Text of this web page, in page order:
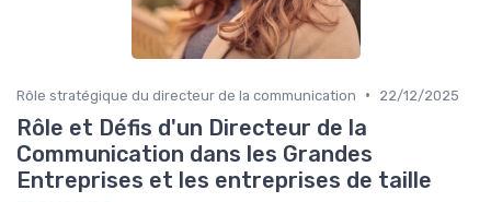
Rôle stratégique du directeur de la communication • 22/12/2025
Rôle et Défis d'un Directeur de la
Communication dans les Grandes
Entreprises et les entreprises de taille